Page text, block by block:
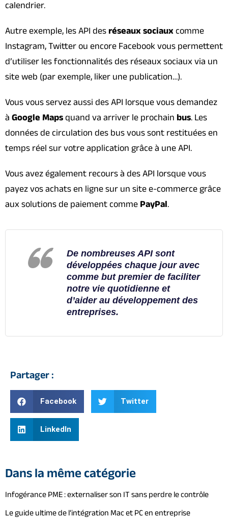
calendrier.
Autre exemple, les API des réseaux sociaux comme
Instagram, Twitter ou encore Facebook vous permettent
d’utiliser les fonctionnalités des réseaux sociaux via un
site web (par exemple, liker une publication…).
Vous vous servez aussi des API lorsque vous demandez
à Google Maps quand va arriver le prochain bus. Les
données de circulation des bus vous sont restituées en
temps réel sur votre application grâce à une API.
Vous avez également recours à des API lorsque vous
payez vos achats en ligne sur un site e-commerce grâce
aux solutions de paiement comme PayPal.
De nombreuses API sont
développées chaque jour avec
comme but premier de faciliter
notre vie quotidienne et
d’aider au développement des
entreprises.
Partager :
Facebook Twitter
LinkedIn
Dans la même catégorie
Infogérance PME : externaliser son IT sans perdre le contrôle
Le guide ultime de l’intégration Mac et PC en entreprise